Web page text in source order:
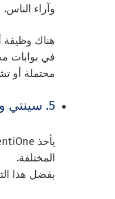
وآراء الناس.
هناك وظيفة
في بوابات
محتملة أو
5. سينتي ون
المختلفة.
بفضل هذا